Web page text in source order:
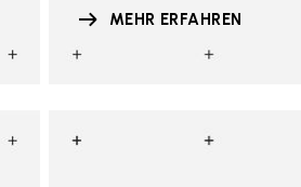
MEHR ERFAHREN